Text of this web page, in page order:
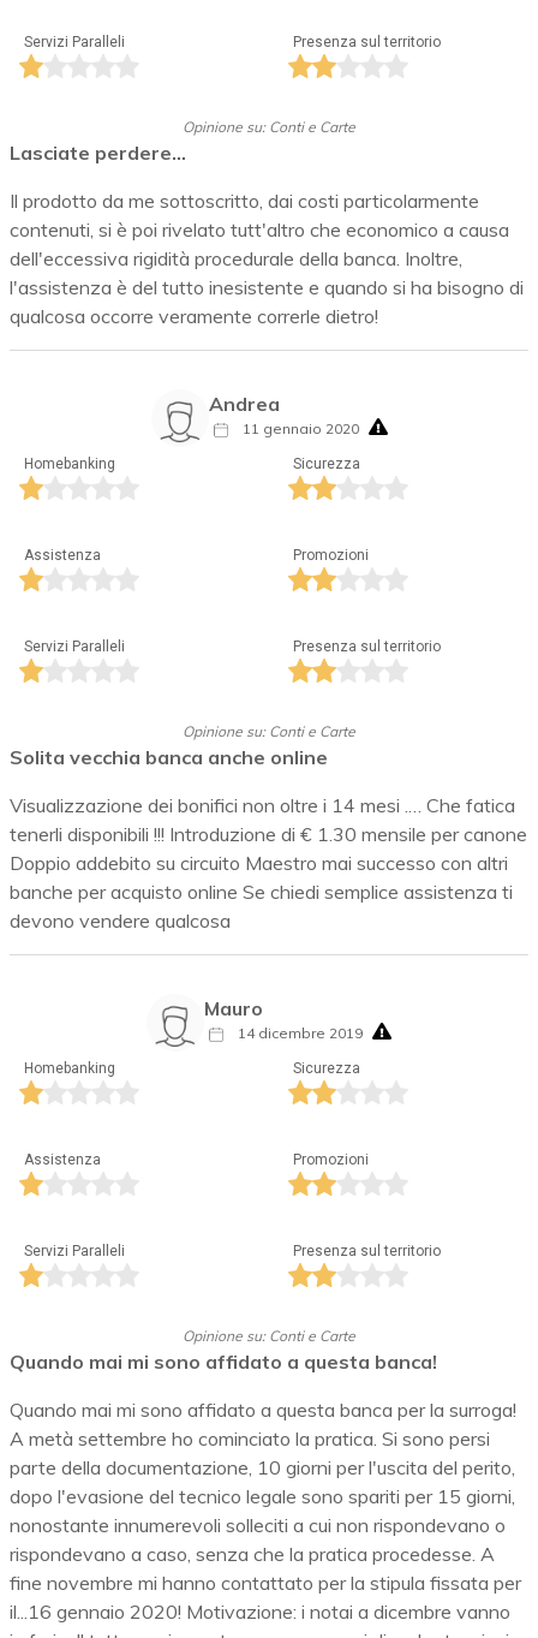
Servizi Paralleli Presenza sul territorio
Opinione su: Conti e Carte
Lasciate perdere...
Il prodotto da me sottoscritto, dai costi particolarmente
contenuti, si è poi rivelato tutt'altro che economico a causa
dell'eccessiva rigidità procedurale della banca. Inoltre,
l'assistenza è del tutto inesistente e quando si ha bisogno di
qualcosa occorre veramente correrle dietro!
Andrea
11 gennaio 2020
Homebanking Sicurezza
Assistenza Promozioni
Servizi Paralleli Presenza sul territorio
Opinione su: Conti e Carte
Solita vecchia banca anche online
Visualizzazione dei bonifici non oltre i 14 mesi .… Che fatica
tenerli disponibili !!! Introduzione di € 1.30 mensile per canone
Doppio addebito su circuito Maestro mai successo con altri
banche per acquisto online Se chiedi semplice assistenza ti
devono vendere qualcosa
Mauro
14 dicembre 2019
Homebanking Sicurezza
Assistenza Promozioni
Servizi Paralleli Presenza sul territorio
Opinione su: Conti e Carte
Quando mai mi sono affidato a questa banca!
Quando mai mi sono affidato a questa banca per la surroga!
A metà settembre ho cominciato la pratica. Si sono persi
parte della documentazione, 10 giorni per l'uscita del perito,
dopo l'evasione del tecnico legale sono spariti per 15 giorni,
nonostante innumerevoli solleciti a cui non rispondevano o
rispondevano a caso, senza che la pratica procedesse. A
fine novembre mi hanno contattato per la stipula fissata per
il...16 gennaio 2020! Motivazione: i notai a dicembre vanno